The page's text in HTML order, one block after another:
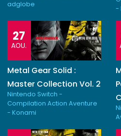
adglobe
-
27
AOU.
Metal Gear Solid :
Master Collection Vol. 2
Nintendo Switch -
Compilation Action Aventure
- Konami